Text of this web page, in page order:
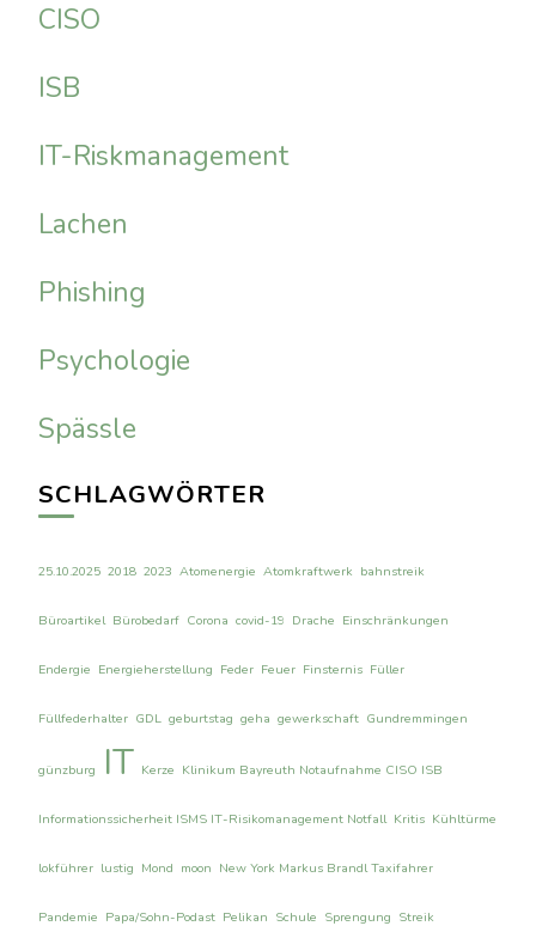
CISO
ISB
IT-Riskmanagement
Lachen
Phishing
Psychologie
Spässle
SCHLAGWÖRTER
25.10.2025 2018 2023 Atomenergie Atomkraftwerk bahnstreik
Büroartikel Bürobedarf Corona covid-19 Drache Einschränkungen
Endergie Energieherstellung Feder Feuer Finsternis Füller
Füllfederhalter GDL geburtstag geha gewerkschaft Gundremmingen
günzburg IT Kerze Klinikum Bayreuth Notaufnahme CISO ISB
Informationssicherheit ISMS IT-Risikomanagement Notfall Kritis Kühltürme
lokführer lustig Mond moon New York Markus Brandl Taxifahrer
Pandemie Papa/Sohn-Podast Pelikan Schule Sprengung Streik